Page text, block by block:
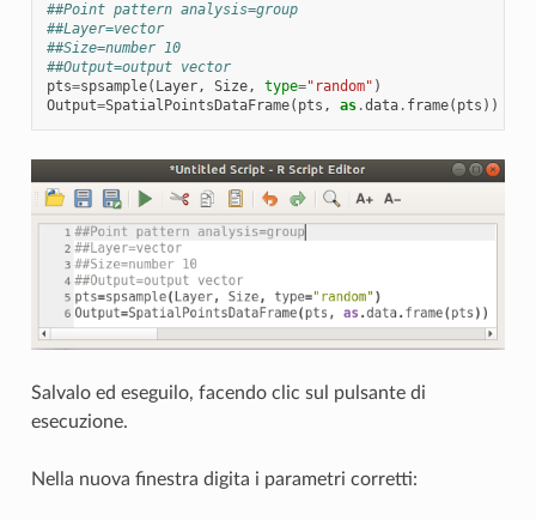
##Point pattern analysis=group
##Layer=vector
##Size=number 10
##Output=output vector
pts=spsample( Layer, Size, type="random" )
Output=SpatialPointsDataFrame( pts , as.data. frame( pts ))
Salvalo ed eseguilo, facendo clic sul pulsante di
esecuzione.
Nella nuova finestra digita i parametri corretti: